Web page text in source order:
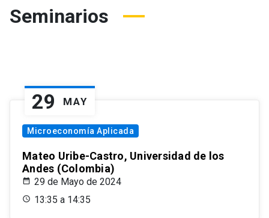
Seminarios
29 MAY
Microeconomía Aplicada
Mateo Uribe-Castro, Universidad de los
Andes (Colombia)
29 de Mayo de 2024
13:35 a 14:35